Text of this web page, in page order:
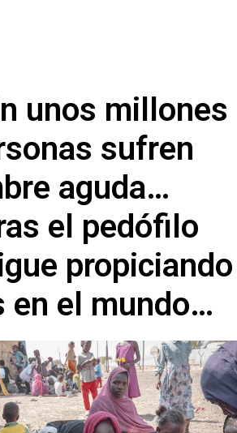
unos millones
sufren
aguda…
el pedófilo
propiciando
en el mundo…